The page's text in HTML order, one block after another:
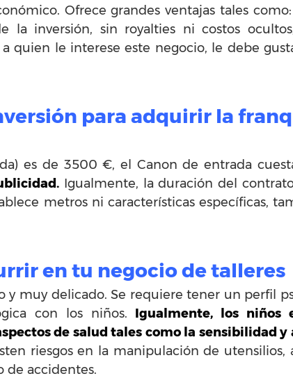
Ofrece grandes ventajas tales
la inversión, sin royalties ni costos
quien le interese este negocio, le debe
para adquirir la
es de 3500 €, el Canon de entrada
Igualmente, la duración del
metros ni características específicas,
en tu negocio de talleres
muy delicado. Se requiere tener un perfil
con los niños. Igualmente, los niños
de salud tales como la sensibilidad
riesgos en la manipulación de utensilios,
de accidentes.